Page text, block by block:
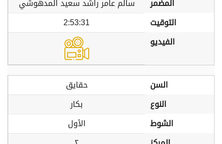
المضمر
سالم عامر راشد سعيد المدهوشي
التوقيت
2:53:31
الفيديو
السن
حقايق
النوع
بكار
الشوط
الأول